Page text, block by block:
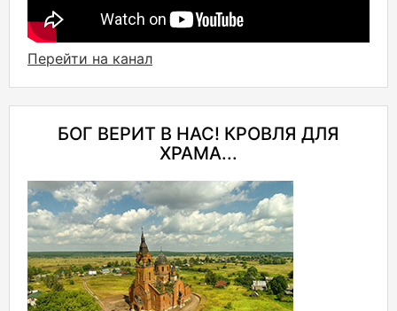
Перейти на канал
БОГ ВЕРИТ В НАС! КРОВЛЯ ДЛЯ
ХРАМА...